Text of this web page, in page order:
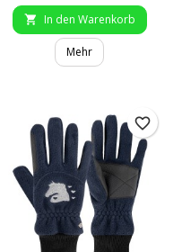
 In den Warenkorb
Mehr
favorite_border